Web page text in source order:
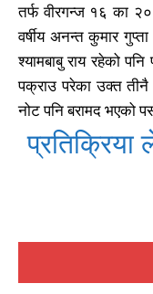
तर्फ वीरगन्ज १६ का २०
वर्षीय अनन्त कुमार
श्यामबाबु राय रहेको
पक्राउ परेका उक्त
नोट पनि बरामद भएको
प्रतिक्रिया